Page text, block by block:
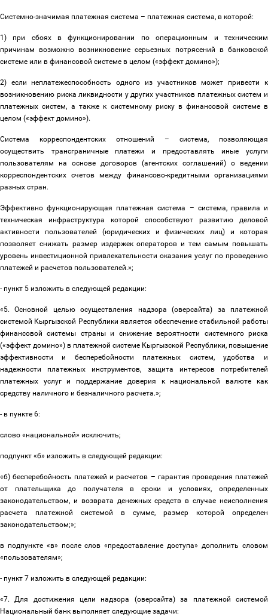
Системно-значимая платежная система – платежная система, в которой:
1) при сбоях в функционировании по операционным и техническим
причинам возможно возникновение серьезных потрясений в банковской
системе или в финансовой системе в целом («эффект домино»);
2) если неплатежеспособность одного из участников может привести к
возникновению риска ликвидности у других участников платежных систем и
платежных систем, а также к системному риску в финансовой системе в
целом («эффект домино»).
Система корреспондентских отношений – система, позволяющая
осуществить трансграничные платежи и предоставлять иные услуги
пользователям на основе договоров (агентских соглашений) о ведении
корреспондентских счетов между финансово-кредитными организациями
разных стран.
Эффективно функционирующая платежная система – система, правила и
техническая инфраструктура которой способствуют развитию деловой
активности пользователей (юридических и физических лиц) и которая
позволяет снижать размер издержек операторов и тем самым повышать
уровень инвестиционной привлекательности оказания услуг по проведению
платежей и расчетов пользователей.»;
- пункт 5 изложить в следующей редакции:
«5. Основной целью осуществления надзора (оверсайта) за платежной
системой Кыргызской Республики является обеспечение стабильной работы
финансовой системы страны и снижение вероятности системного риска
(«эффект домино») в платежной системе Кыргызской Республики, повышение
эффективности и бесперебойности платежных систем, удобства и
надежности платежных инструментов, защита интересов потребителей
платежных услуг и поддержание доверия к национальной валюте как
средству наличного и безналичного расчета.»;
- в пункте 6:
слово «национальной» исключить;
подпункт «б» изложить в следующей редакции:
«б) бесперебойность платежей и расчетов – гарантия проведения платежей
от плательщика до получателя в сроки и условиях, определенных
законодательством, и возврата денежных средств в случае неисполнения
расчета платежной системой в сумме, размер которой определен
законодательством;»;
в подпункте «в» после слов «предоставление доступа» дополнить словом
«пользователям»;
- пункт 7 изложить в следующей редакции:
«7. Для достижения цели надзора (оверсайта) за платежной системой
Национальный банк выполняет следующие задачи: